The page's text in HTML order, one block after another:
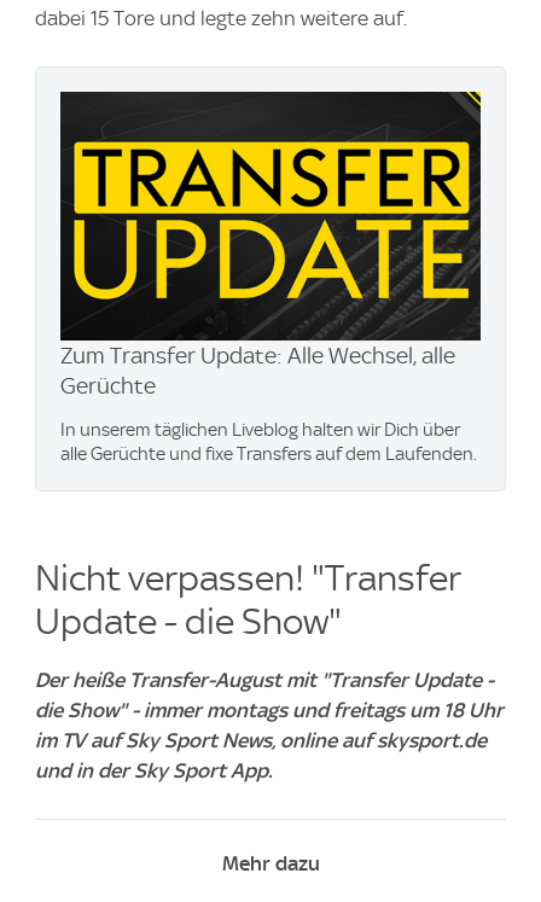
dabei 15 Tore und legte zehn weitere auf.
Zum Transfer Update: Alle Wechsel, alle
Gerüchte
In unserem täglichen Liveblog halten wir Dich über
alle Gerüchte und fixe Transfers auf dem Laufenden.
Nicht verpassen! "Transfer
Update - die Show"
Der heiße Transfer-August mit "Transfer Update -
die Show" - immer montags und freitags um 18 Uhr
im TV auf Sky Sport News, online auf skysport.de
und in der Sky Sport App.
Mehr dazu